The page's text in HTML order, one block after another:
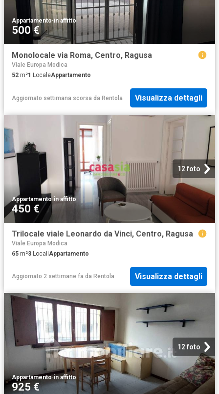
Appartamento·in affitto
500 €
Monolocale via Roma, Centro, Ragusa
Viale Europa Modica
52 m²1 LocaleAppartamento
Aggiornato settimana scorsa da Rentola Visualizza dettagli
12 foto
Appartamento·in affitto
450 €
Trilocale viale Leonardo da Vinci, Centro, Ragusa
Viale Europa Modica
65 m²3 LocaliAppartamento
Aggiornato 2 settimane fa da Rentola Visualizza dettagli
12 foto
Appartamento·in affitto
925 €